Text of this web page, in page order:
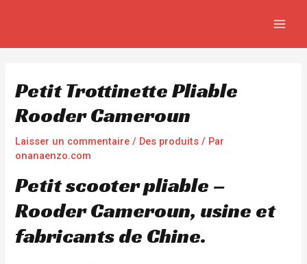
Petit Trottinette Pliable
Rooder Cameroun
Laisser un commentaire / Des produits / Par
onanaenzo.com
Petit scooter pliable –
Rooder Cameroun, usine et
fabricants de Chine.